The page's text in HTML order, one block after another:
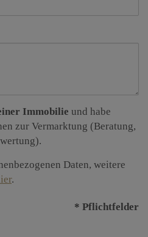
Immobilie und habe
zur Vermarktung (Beratung,
Daten, weitere
.
* Pflichtfelder